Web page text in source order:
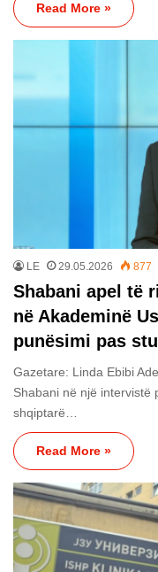
Read More »
LE 29.05.2026 877
Shabani apel të
në Akademinë
punësimi pas
Gazetare: Linda Ebibi
Shabani në një intervistë
shqiptarë…
Read More »